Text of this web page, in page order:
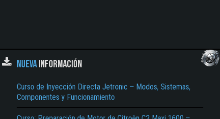
NUEVAINFORMACIÓN
Curso de Inyección Directa Jetronic – Modos, Sistemas,
Componentes y Funcionamiento